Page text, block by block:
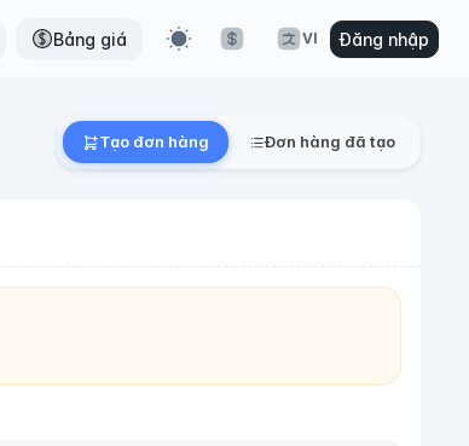
Bảng giá VI Đăng nhập
Tạo đơn hàng Đơn hàng đã tạo